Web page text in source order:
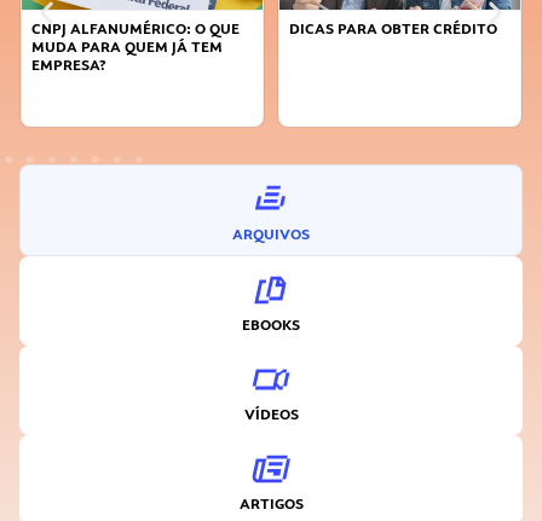
CNPJ ALFANUMÉRICO: O QUE
MUDA PARA QUEM JÁ TEM
EMPRESA?
DICAS PARA OBTER CRÉDITO
ARQUIVOS
EBOOKS
VÍDEOS
ARTIGOS